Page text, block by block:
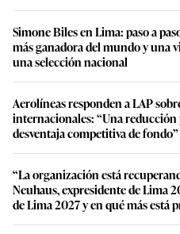
Simone Biles en Lima: paso a
más ganadora del mundo y una
una selección nacional
Aerolíneas responden a LAP
internacionales: “Una
desventaja competitiva de fondo”
“La organización está
Neuhaus, expresidente de Lima
de Lima 2027 y en qué más está